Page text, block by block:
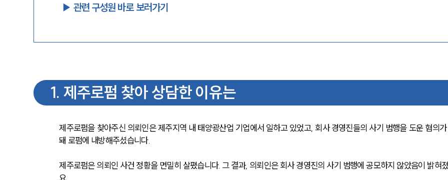
▶︎ 관련 구성원 바로 보러가기
1. 제주로펌 찾아 상담한 이유는
제주로펌을 찾아주신 의뢰인은 제주지역 내 태양광산업 기업에서 일하고 있었고, 회사 경영진들의 사기 범행을 도운 혐의
돼 로펌에 내방해주셨습니다.
제주로펌은 의뢰인 사건 정황을 면밀히 살폈습니다. 그 결과, 의뢰인은 회사 경영진의 사기 범행에 공모하지 않았음이 밝혀
요.